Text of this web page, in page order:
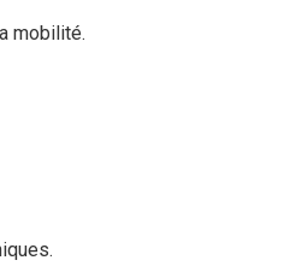
mobilité.